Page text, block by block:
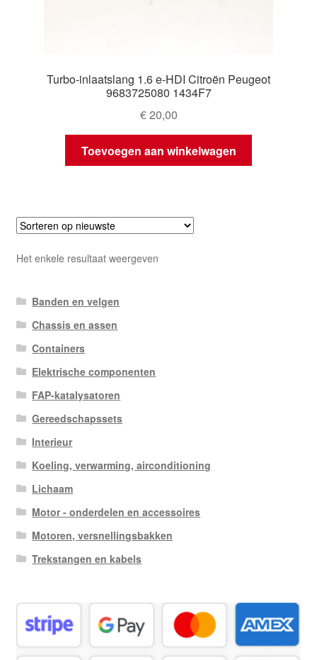
Turbo-inlaatslang 1.6 e-HDI Citroën Peugeot
9683725080 1434F7
€20,00
Toevoegen aan winkelwagen
Het enkele resultaat weergeven
Banden en velgen
Chassis en assen
Containers
Elektrische componenten
FAP-katalysatoren
Gereedschapssets
Interieur
Koeling, verwarming, airconditioning
Lichaam
Motor - onderdelen en accessoires
Motoren, versnellingsbakken
Trekstangen en kabels